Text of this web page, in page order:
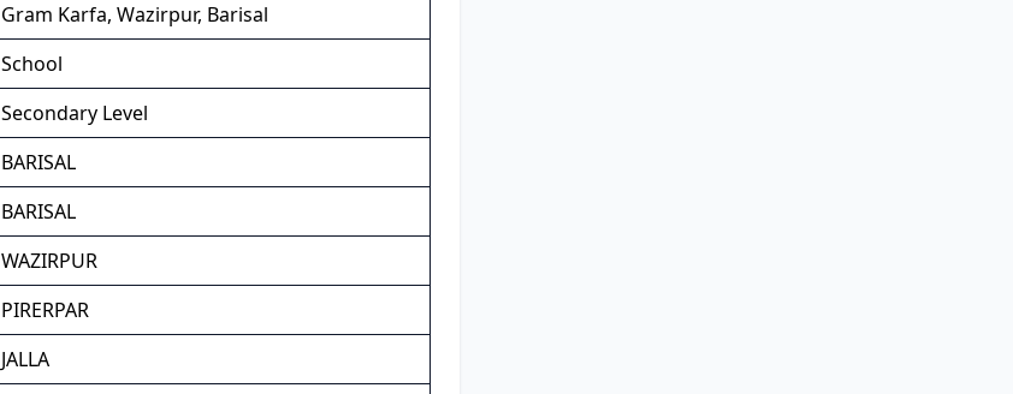
Gram Karfa, Wazirpur, Barisal
School
Secondary Level
BARISAL
BARISAL
WAZIRPUR
PIRERPAR
JALLA